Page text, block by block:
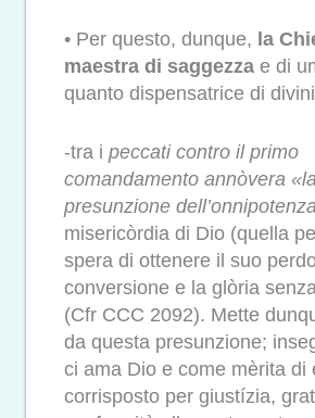
• Per questo, dunque, la
maestra di saggezza e di
quanto dispensatrice di
-tra i peccati contro il primo
comandamento annòvera «la
presunzione dell’onnipotenza
misericòrdia di Dio (quella
spera di ottenere il suo
conversione e la glòria
(Cfr CCC 2092). Mette
da questa presunzione;
ci ama Dio e come mèrita di
corrisposto per giustízia,